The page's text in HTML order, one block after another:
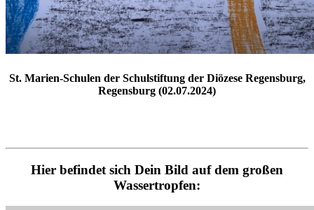
St. Marien-Schulen der Schulstiftung der Diözese Regensburg,
Regensburg (02.07.2024)
Hier befindet sich Dein Bild auf dem großen
Wassertropfen: